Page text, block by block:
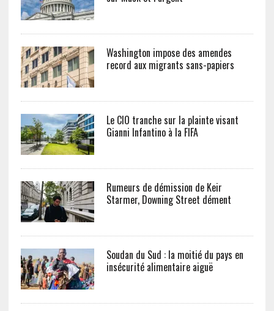
Washington impose des amendes
record aux migrants sans-papiers
Le CIO tranche sur la plainte visant
Gianni Infantino à la FIFA
Rumeurs de démission de Keir
Starmer, Downing Street dément
Soudan du Sud : la moitié du pays en
insécurité alimentaire aiguë